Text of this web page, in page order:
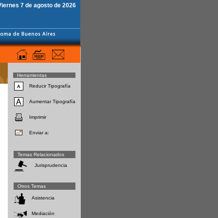
7 de agosto de 2026
Herramientas
Reducir Tipografía
Aumentar Tipografía
Imprimir
Enviar a:
Temas Relacionados
Jurisprudencia
Otros Temas
Asistencia
Mediación